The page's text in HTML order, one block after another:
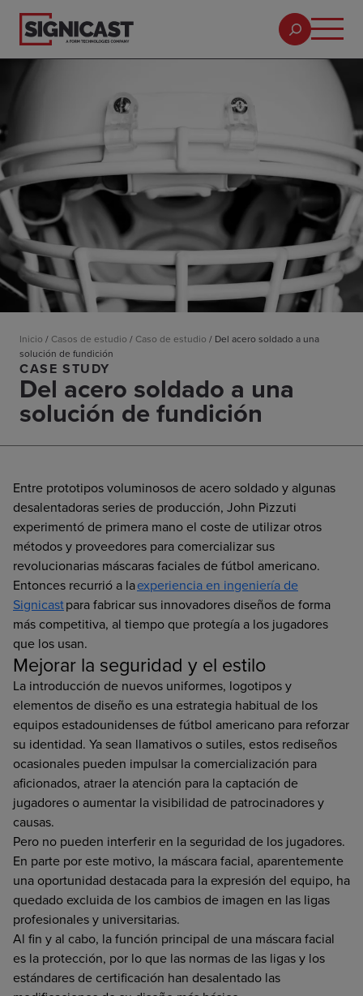
Inicio / Casos de estudio / Caso de estudio / Del acero soldado a una
solución de fundición
CASE STUDY
Del acero soldado a una
solución de fundición
Entre prototipos voluminosos de acero soldado y algunas
desalentadoras series de producción, John Pizzuti
experimentó de primera mano el coste de utilizar otros
métodos y proveedores para comercializar sus
revolucionarias máscaras faciales de fútbol americano.
Entonces recurrió a laexperiencia en ingeniería de
Signicastpara fabricar sus innovadores diseños de forma
más competitiva, al tiempo que protegía a los jugadores
que los usan.
Mejorar la seguridad y el estilo
La introducción de nuevos uniformes, logotipos y
elementos de diseño es una estrategia habitual de los
equipos estadounidenses de fútbol americano para reforzar
su identidad. Ya sean llamativos o sutiles, estos rediseños
ocasionales pueden impulsar la comercialización para
aficionados, atraer la atención para la captación de
jugadores o aumentar la visibilidad de patrocinadores y
causas.
Pero no pueden interferir en la seguridad de los jugadores.
En parte por este motivo, la máscara facial, aparentemente
una oportunidad destacada para la expresión del equipo, ha
quedado excluida de los cambios de imagen en las ligas
profesionales y universitarias.
Al fin y al cabo, la función principal de una máscara facial
es la protección, por lo que las normas de las ligas y los
estándares de certificación han desalentado las